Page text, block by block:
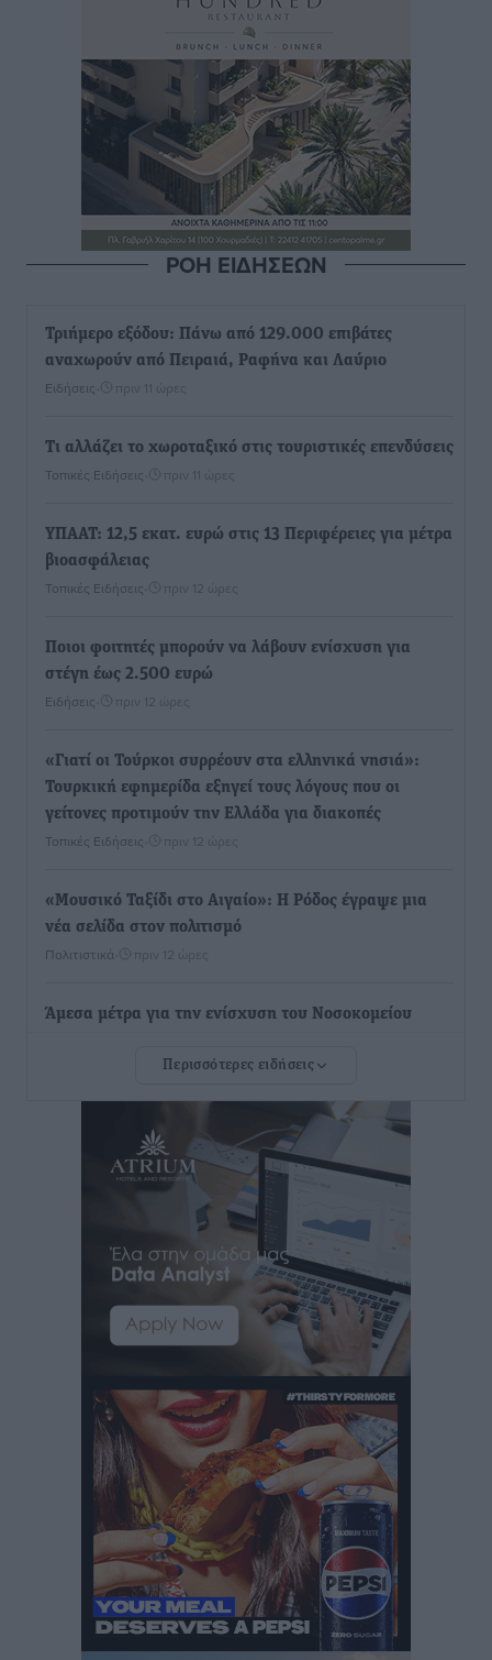
ΡΟΗ ΕΙΔΗΣΕΩΝ
Τριήμερο εξόδου: Πάνω από 129.000 επιβάτες
αναχωρούν από Πειραιά, Ραφήνα και Λαύριο
Ειδήσεις πριν 11 ώρες
Τι αλλάζει το χωροταξικό στις τουριστικές επενδύσεις
Τοπικές Ειδήσεις πριν 11 ώρες
ΥΠΑΑΤ: 12,5 εκατ. ευρώ στις 13 Περιφέρειες για μέτρα
βιοασφάλειας
Τοπικές Ειδήσεις πριν 12 ώρες
Ποιοι φοιτητές μπορούν να λάβουν ενίσχυση για
στέγη έως 2.500 ευρώ
Ειδήσεις πριν 12 ώρες
«Γιατί οι Τούρκοι συρρέουν στα ελληνικά νησιά»:
Τουρκική εφημερίδα εξηγεί τους λόγους που οι
γείτονες προτιμούν την Ελλάδα για διακοπές
Τοπικές Ειδήσεις πριν 12 ώρες
«Μουσικό Ταξίδι στο Αιγαίο»: Η Ρόδος έγραψε μια
νέα σελίδα στον πολιτισμό
Πολιτιστικά πριν 12 ώρες
Άμεσα μέτρα για την ενίσχυση του Νοσοκομείου
ανακοίνωσε ο Άδωνις Γεωργιάδης
Iατρικός Σύλλογος Ροδου προς Α. Γεωργιάδη:
Στρατηγικές Προτάσεις για την Ενίσχυση της
Δημόσιας Υγείας στη Νησιωτική Ελλάδα και στα
Νοσοκομεία της Γ΄ Ζώνης
Τοπικές Ειδήσεις πριν 13 ώρες
Πάνθηρες: Ξεκίνησαν αισιόδοξοι για την παρθενική
“πτήση” τους
Άρης Αρχαγγέλου: Στο πλευρό του άτυχου Ιάκωβου
Αθλητικά • πριν 13 ώρες
Φοίβος: Η μεγάλη επιστροφή του Μπρένο Σαλβατιέρα
πριν 13 ώρες
Κλεάνθης: Έτοιμες οι κάρτες διαρκείας της νέας
Περισσότερες ειδήσεις